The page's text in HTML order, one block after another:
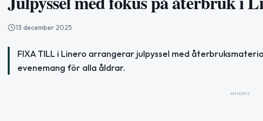
13 december 2025
FIXA TILL i Linero arrangerar julpyssel med
evenemang för alla åldrar.
ANNONS